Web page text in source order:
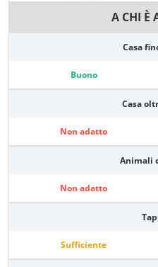
A CHI È
Casa
Buono
Casa
Non adatto
Animali
Non adatto
Sufficiente